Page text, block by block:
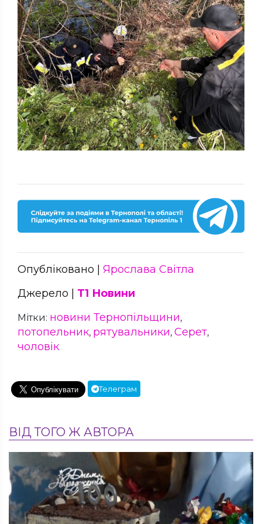
Опубліковано | Ярослава Світла
Джерело | Т1 Новини
Мітки: новини Тернопільщини,
потопельник, рятувальники, Серет,
чоловік
Телеграм
ВІД ТОГО Ж АВТОРА